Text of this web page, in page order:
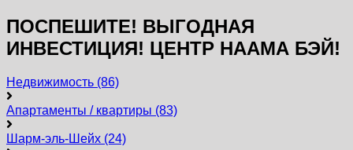
ПОСПЕШИТЕ! ВЫГОДНАЯ
ИНВЕСТИЦИЯ! ЦЕНТР НААМА БЭЙ!
Недвижимость (86)
Апартаменты / квартиры (83)
Шарм-эль-Шейх (24)